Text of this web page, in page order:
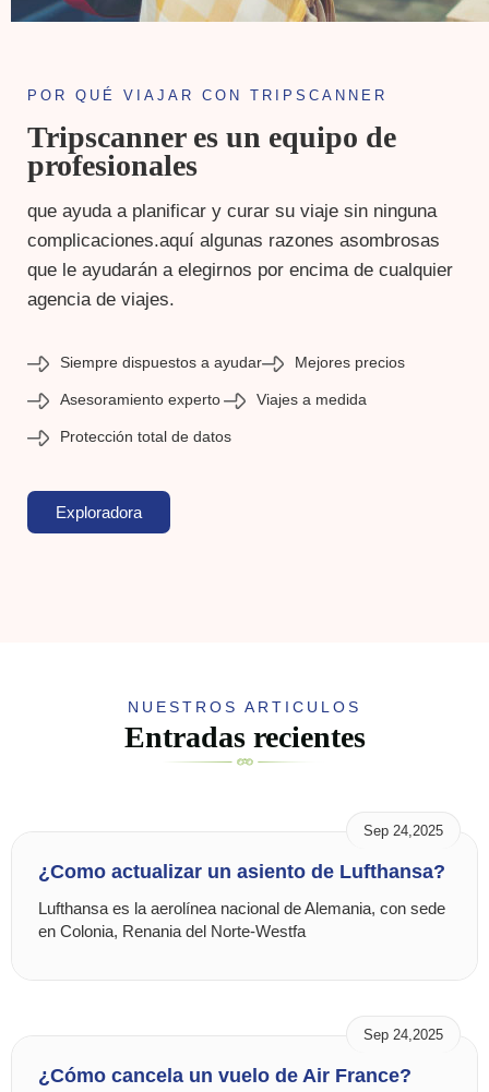
POR QUÉ VIAJAR CON TRIPSCANNER
Tripscanner es un equipo de
profesionales
que ayuda a planificar y curar su viaje sin ninguna
complicaciones.aquí algunas razones asombrosas
que le ayudarán a elegirnos por encima de cualquier
agencia de viajes.
Siempre dispuestos a ayudar Mejores precios
Asesoramiento experto Viajes a medida
Protección total de datos
Exploradora
NUESTROS ARTICULOS
Entradas recientes
Sep 24,2025
¿Como actualizar un asiento de Lufthansa?
Lufthansa es la aerolínea nacional de Alemania, con sede
en Colonia, Renania del Norte-Westfa
Sep 24,2025
¿Cómo cancela un vuelo de Air France?